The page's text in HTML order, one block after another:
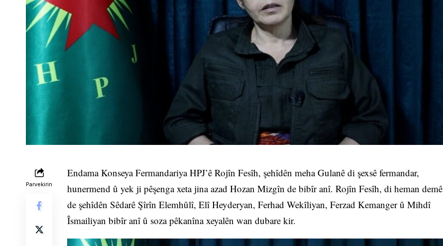
Parvekirin
Endama Konseya Fermandariya HPJ’ê Rojîn Fesîh, şehîdên meha Gulanê di şexsê fermandar,
hunermend û yek ji pêşenga xeta jina azad Hozan Mizgîn de bibîr anî. Rojîn Fesîh, di heman demê
de şehîdên Sêdarê Şîrîn Elemhûlî, Elî Heyderyan, Ferhad Wekîliyan, Ferzad Kemanger û Mihdî
Îsmailiyan bibîr anî û soza pêkanîna xeyalên wan dubare kir.